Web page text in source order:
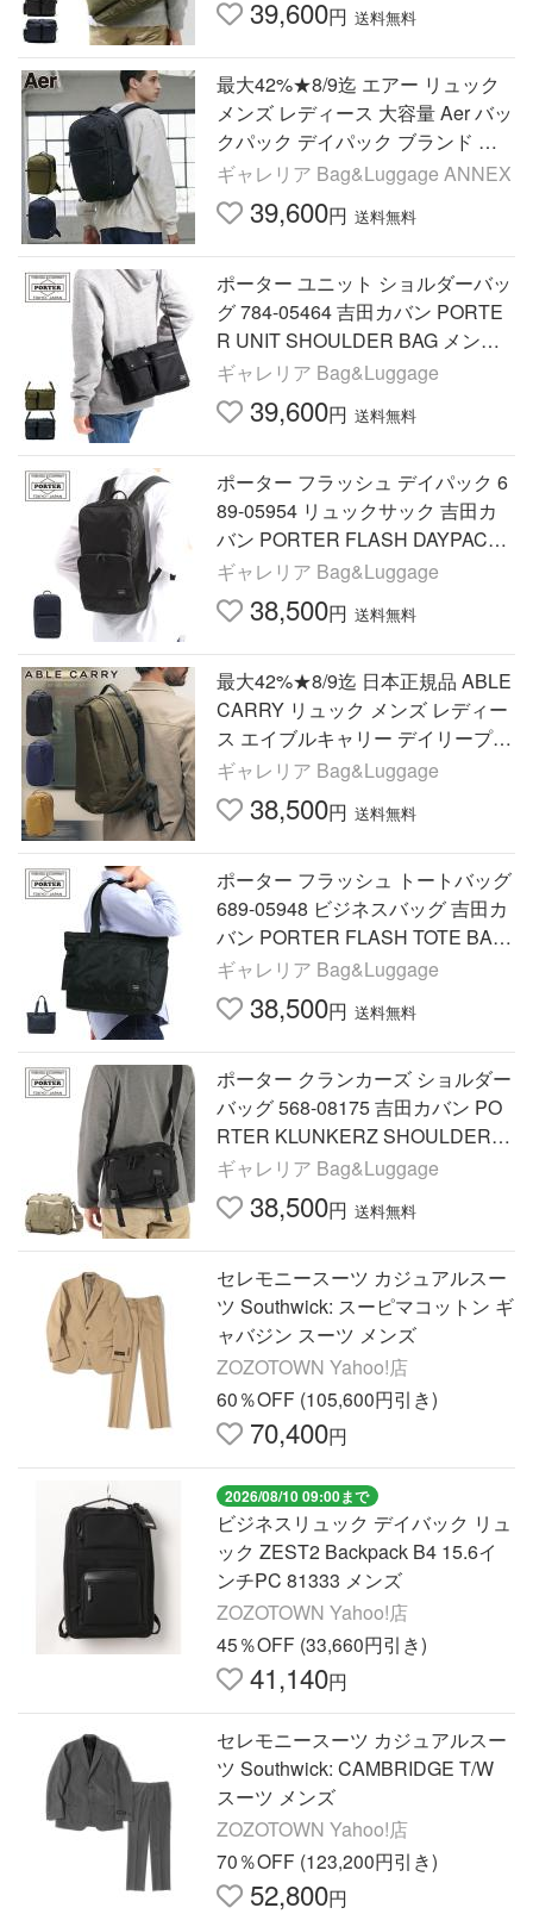
39,600円 送料無料
最大42%★8/9迄 エアー リュック
メンズ レディース 大容量 Aer バッ
クパック デイパック ブランド カ
ジュアル City Collection City Pack
Pro 2 20L
ギャレリア Bag&Luggage ANNEX
39,600円 送料無料
ポーター ユニット ショルダーバッ
グ 784-05464 吉田カバン PORTE
R UNIT SHOULDER BAG メンズ
レディース 小さい ブランド 軽い 5
0代 60代 斜めがけ 軽量
ギャレリア Bag&Luggage
39,600円 送料無料
ポーター フラッシュ デイパック 6
89-05954 リュックサック 吉田カ
バン PORTER FLASH DAYPACK
メンズ レディース シンプル 黒 カ
ジュアル
ギャレリア Bag&Luggage
38,500円 送料無料
最大42%★8/9迄 日本正規品 ABLE
CARRY リュック メンズ レディー
ス エイブルキャリー デイリープラ
ス X-Pac 大人 PC 通勤 21L A4 B4
防水 Daily Plus
ギャレリア Bag&Luggage
38,500円 送料無料
ポーター フラッシュ トートバッグ
689-05948 ビジネスバッグ 吉田カ
バン PORTER FLASH TOTE BAG
メンズ レディース A4 ブランド 通
勤 撥水
ギャレリア Bag&Luggage
38,500円 送料無料
ポーター クランカーズ ショルダー
バッグ 568-08175 吉田カバン PO
RTER KLUNKERZ SHOULDER B
AG(S) A5 メッセンジャーバッグ
ギャレリア Bag&Luggage
38,500円 送料無料
セレモニースーツ カジュアルスー
ツ Southwick: スーピマコットン ギ
ャバジン スーツ メンズ
ZOZOTOWN Yahoo!店
60％OFF (105,600円引き)
70,400円
2026/08/10 09:00まで
ビジネスリュック デイバック リュ
ック ZEST2 Backpack B4 15.6イ
ンチPC 81333 メンズ
ZOZOTOWN Yahoo!店
45％OFF (33,660円引き)
41,140円
セレモニースーツ カジュアルスー
ツ Southwick: CAMBRIDGE T/W
スーツ メンズ
ZOZOTOWN Yahoo!店
70％OFF (123,200円引き)
52,800円